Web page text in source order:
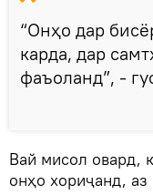
“Онҳо дар
карда, дар
фаъоланд”, -
Вай мисол овард,
онҳо хориҷанд,